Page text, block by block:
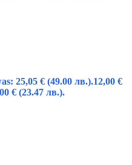
25,05 € (49.00 лв.).12,00 €
€ (23.47 лв.).